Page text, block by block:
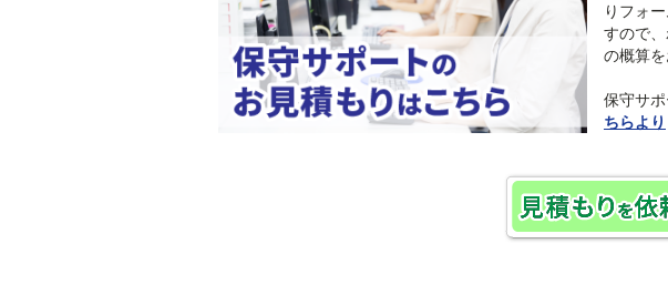
りフォ
すので
の概算を
保守サ
ちらより